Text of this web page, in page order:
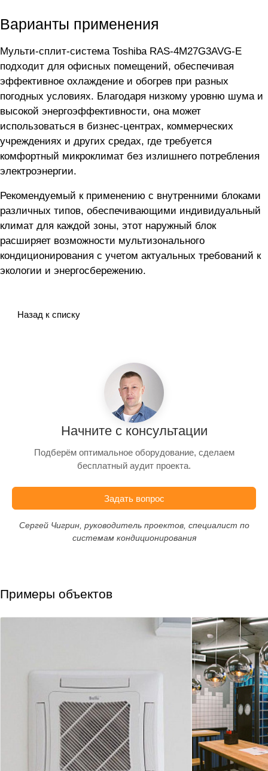
Варианты применения
Мульти-сплит-система Toshiba RAS-4M27G3AVG-E
подходит для офисных помещений, обеспечивая
эффективное охлаждение и обогрев при разных
погодных условиях. Благодаря низкому уровню шума и
высокой энергоэффективности, она может
использоваться в бизнес-центрах, коммерческих
учреждениях и других средах, где требуется
комфортный микроклимат без излишнего потребления
электроэнергии.
Рекомендуемый к применению с внутренними блоками
различных типов, обеспечивающими индивидуальный
климат для каждой зоны, этот наружный блок
расширяет возможности мультизонального
кондиционирования с учетом актуальных требований к
экологии и энергосбережению.
Назад к списку
Начните с консультации
Подберём оптимальное оборудование, сделаем
бесплатный аудит проекта.
Задать вопрос
Сергей Чигрин, руководитель проектов, специалист по
системам кондиционирования
Примеры объектов